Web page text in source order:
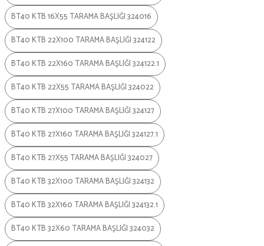
BT40 KTB 16X55 TARAMA BAŞLIĞI 324016
BT40 KTB 22X100 TARAMA BAŞLIĞI 324122
BT40 KTB 22X160 TARAMA BAŞLIĞI 324122.1
BT40 KTB 22X55 TARAMA BAŞLIĞI 324022
BT40 KTB 27X100 TARAMA BAŞLIĞI 324127
BT40 KTB 27X160 TARAMA BAŞLIĞI 324127.1
BT40 KTB 27X55 TARAMA BAŞLIĞI 324027
BT40 KTB 32X100 TARAMA BAŞLIĞI 324132
BT40 KTB 32X160 TARAMA BAŞLIĞI 324132.1
BT40 KTB 32X60 TARAMA BAŞLIĞI 324032